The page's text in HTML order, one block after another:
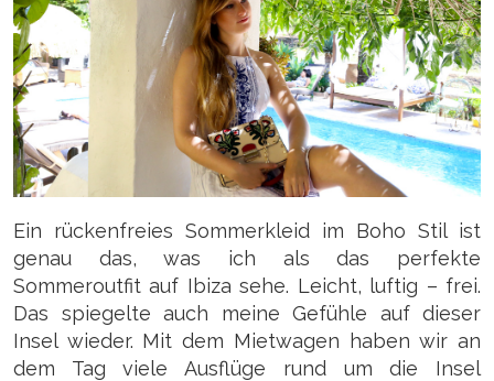
Ein rückenfreies Sommerkleid im Boho Stil ist
genau das, was ich als das perfekte
Sommeroutfit auf Ibiza sehe. Leicht, luftig – frei.
Das spiegelte auch meine Gefühle auf dieser
Insel wieder. Mit dem Mietwagen haben wir an
dem Tag viele Ausflüge rund um die Insel